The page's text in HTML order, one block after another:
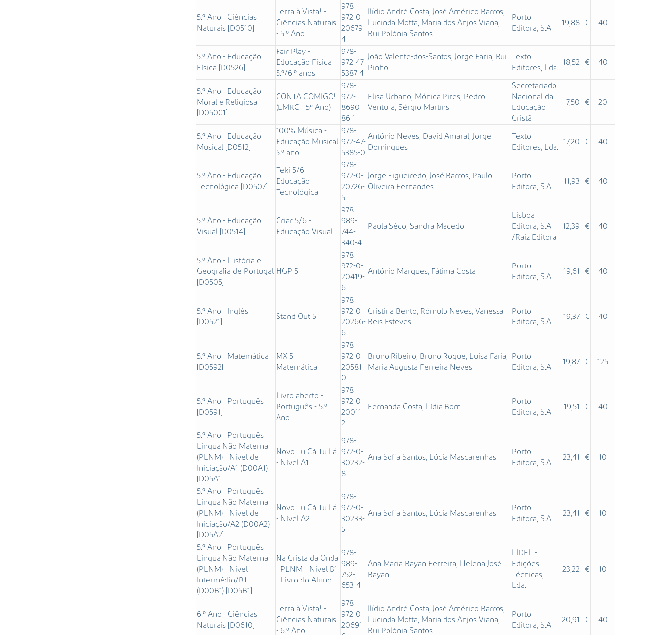
5.º Ano - Ciências
Naturais [D0510]
Terra à Vista! -
Ciências Naturais
- 5.º Ano
978-
972-0-
20679-
4
Ilídio André Costa, José Américo Barros,
Lucinda Motta, Maria dos Anjos Viana,
Rui Polónia Santos
Porto
Editora, S.A.
19,88 € 40
5.º Ano - Educação
Física [D0526]
Fair Play -
Educação Física
5.º/6.º anos
978-
972-47-
5387-4
João Valente-dos-Santos, Jorge Faria, Rui
Pinho
Texto
Editores, Lda.
18,52 € 40
5.º Ano - Educação
Moral e Religiosa
[D05001]
CONTA COMIGO!
(EMRC - 5º Ano)
978-
972-
8690-
86-1
Elisa Urbano, Mónica Pires, Pedro
Ventura, Sérgio Martins
Secretariado
Nacional da
Educação
Cristã
7,50 € 20
5.º Ano - Educação
Musical [D0512]
100% Música -
Educação Musical
5.º ano
978-
972-47-
5385-0
António Neves, David Amaral, Jorge
Domingues
Texto
Editores, Lda.
17,20 € 40
5.º Ano - Educação
Tecnológica [D0507]
Teki 5/6 -
Educação
Tecnológica
978-
972-0-
20726-
5
Jorge Figueiredo, José Barros, Paulo
Oliveira Fernandes
Porto
Editora, S.A.
11,93 € 40
5.º Ano - Educação
Visual [D0514]
Criar 5/6 -
Educação Visual
978-
989-
744-
340-4
Paula Sêco, Sandra Macedo
Lisboa
Editora, S.A
/Raiz Editora
12,39 € 40
5.º Ano - História e
Geografia de Portugal
[D0505]
HGP 5
978-
972-0-
20419-
6
António Marques, Fátima Costa
Porto
Editora, S.A.
19,61 € 40
5.º Ano - Inglês
[D0521]
Stand Out 5
978-
972-0-
20266-
6
Cristina Bento, Rómulo Neves, Vanessa
Reis Esteves
Porto
Editora, S.A.
19,37 € 40
5.º Ano - Matemática
[D0592]
MX 5 -
Matemática
978-
972-0-
20581-
0
Bruno Ribeiro, Bruno Roque, Luísa Faria,
Maria Augusta Ferreira Neves
Porto
Editora, S.A.
19,87 € 125
5.º Ano - Português
[D0591]
Livro aberto -
Português - 5.º
Ano
978-
972-0-
20011-
2
Fernanda Costa, Lídia Bom
Porto
Editora, S.A.
19,51 € 40
5.º Ano - Português
Língua Não Materna
(PLNM) - Nível de
Iniciação/A1 (D00A1)
[D05A1]
Novo Tu Cá Tu Lá
- Nível A1
978-
972-0-
30232-
8
Ana Sofia Santos, Lúcia Mascarenhas
Porto
Editora, S.A.
23,41 € 10
5.º Ano - Português
Língua Não Materna
(PLNM) - Nível de
Iniciação/A2 (D00A2)
[D05A2]
Novo Tu Cá Tu Lá
- Nível A2
978-
972-0-
30233-
5
Ana Sofia Santos, Lúcia Mascarenhas
Porto
Editora, S.A.
23,41 € 10
5.º Ano - Português
Língua Não Materna
(PLNM) - Nível
Intermédio/B1
(D00B1) [D05B1]
Na Crista da Onda
- PLNM - Nível B1
- Livro do Aluno
978-
989-
752-
653-4
Ana Maria Bayan Ferreira, Helena José
Bayan
LIDEL -
Edições
Técnicas,
Lda.
23,22 € 10
6.º Ano - Ciências
Naturais [D0610]
Terra à Vista! -
Ciências Naturais
- 6.º Ano
978-
972-0-
20691-
Ilídio André Costa, José Américo Barros,
Lucinda Motta, Maria dos Anjos Viana,
Rui Polónia Santos
Porto
Editora, S.A.
20,91 € 40